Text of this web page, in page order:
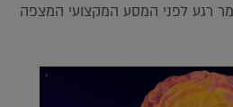
רגע לפני המסע המקצועי המצפה